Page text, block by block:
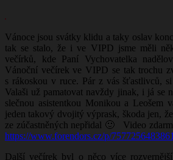
Vánoce jsou svátky klidu a taky oslav
tak se stalo, že i ve VIPD jsme měli
večírků, kde Paní Vychovatelka
Vánoční večírek ve VIPD se tak trochu
s rákoskou v ruce. Pár z vás šťastlivců,
Valaši už pamatovat navždy jinak, i já se
slečnou asistentkou Monikou a Leošem
jeden takový dvojitý výprask, škoda jen,
ze zúčastněných nepřidal 🙂 Video
https://www.forendors.cz/p/
Další večírek byl o něco více